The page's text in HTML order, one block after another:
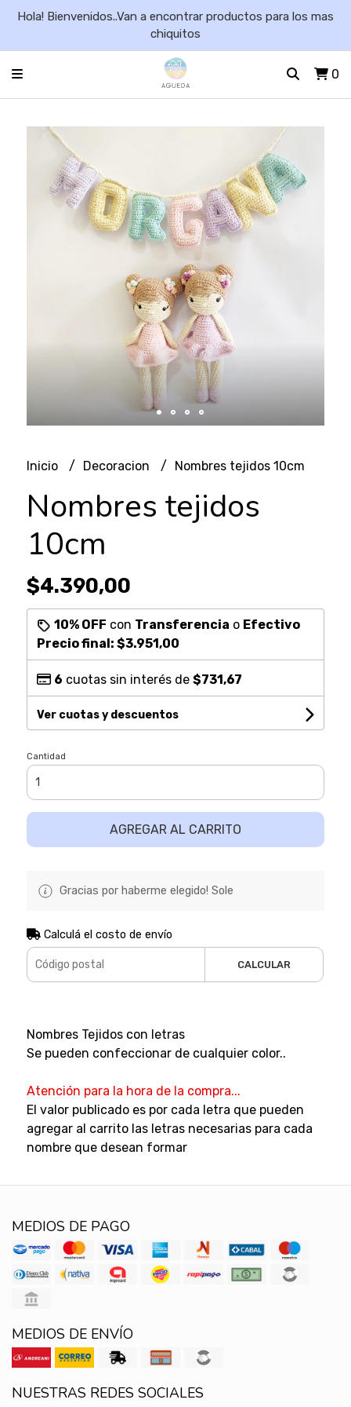
Hola! Bienvenidos..Van a encontrar productos para los mas
chiquitos
0
Inicio Decoracion Nombres tejidos 10cm
Nombres tejidos
10cm
$4.390,00
10% OFF con Transferencia o Efectivo
Precio final: $3.951,00
6 cuotas sin interés de $731,67
Ver cuotas y descuentos
Cantidad
AGREGAR AL CARRITO
Gracias por haberme elegido! Sole
Calculá el costo de envío
CALCULAR
Nombres Tejidos con letras
Se pueden confeccionar de cualquier color..
Atención para la hora de la compra...
El valor publicado es por cada letra que pueden
agregar al carrito las letras necesarias para cada
nombre que desean formar
MEDIOS DE PAGO
MEDIOS DE ENVÍO
NUESTRAS REDES SOCIALES